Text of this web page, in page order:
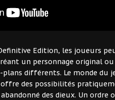
Edition, les joueurs
un personnage original
différents. Le monde du
des possibilités
des dieux. Un